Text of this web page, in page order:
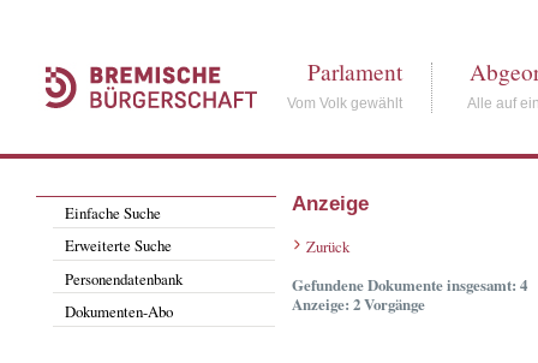
Parlament
Vom Volk gewählt Alle auf
Einfache Suche
Erweiterte Suche
Personendatenbank
Dokumenten-Abo
Anzeige
Zurück
Gefundene Dokumente insgesamt: 4
Anzeige: 2 Vorgänge